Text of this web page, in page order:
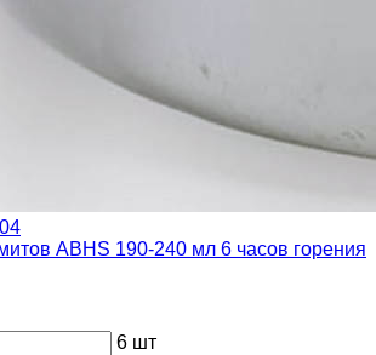
ABHS 190-240 мл 6 часов горения
6 шт